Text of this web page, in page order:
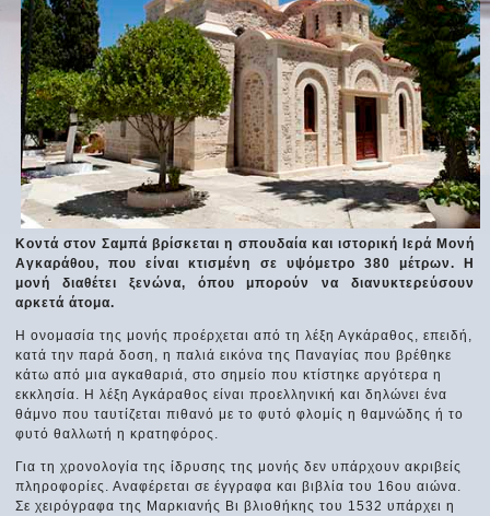
Κοντά στον Σαμπά βρίσκεται η σπουδαία και ιστορική Ιερά Μονή
Αγκαράθου, που είναι κτισμένη σε υψόμετρο 380 μέτρων. Η
μονή διαθέτει ξενώνα, όπου μπορούν να διανυκτερεύσουν
αρκετά άτομα.
Η ονομασία της μονής προέρχεται από τη λέξη Αγκάραθος, επειδή,
κατά την παρά δοση, η παλιά εικόνα της Παναγίας που βρέθηκε
κάτω από μια αγκαθαριά, στο σημείο που κτίστηκε αργότερα η
εκκλησία. Η λέξη Αγκάραθος είναι προελληνική και δηλώνει ένα
θάμνο που ταυτίζεται πιθανό με το φυτό φλομίς η θαμνώδης ή το
φυτό θαλλωτή η κρατηφόρος.
Για τη χρονολογία της ίδρυσης της μονής δεν υπάρχουν ακριβείς
πληροφορίες. Αναφέρεται σε έγγραφα και βιβλία του 16ου αιώνα.
Σε χειρόγραφα της Μαρκιανής Βι­ βλιοθήκης του 1532 υπάρχει η